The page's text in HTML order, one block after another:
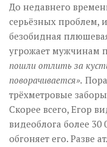
До недавнего
серьёзных проблем,
безобидная
угрожает мужчинам
пошли отлить за
поворачивается».
трёхметровые
Скорее всего, Егор
видеоблога более
обгоняет его. Разве